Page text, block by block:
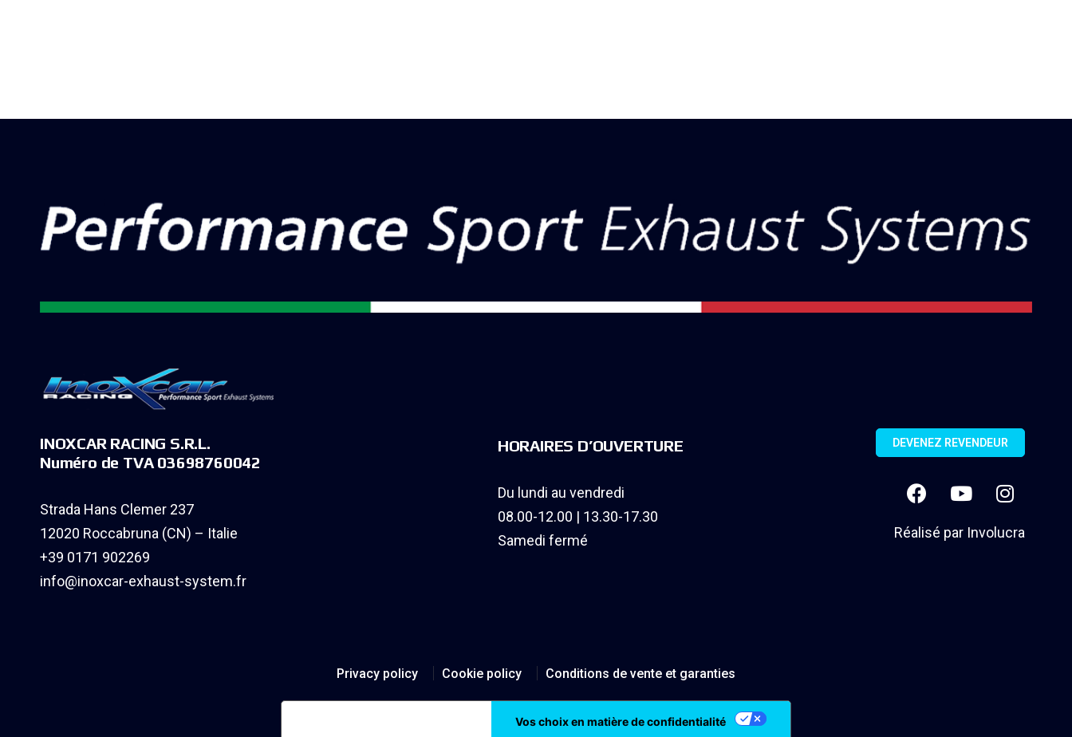
INOXCAR RACING S.R.L.
Numéro de TVA 03698760042
Strada Hans Clemer 237
12020 Roccabruna (CN) – Italie
+39 0171 902269
info@inoxcar-exhaust-system.fr
HORAIRES D’OUVERTURE
Du lundi au vendredi
08.00-12.00 | 13.30-17.30
Samedi fermé
DEVENEZ REVENDEUR
Réalisé par Involucra
Privacy policy Cookie policy Conditions de vente et garanties
Vos choix en matière de confidentialité